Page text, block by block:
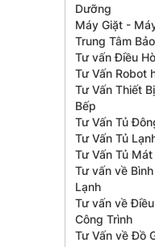
Dưỡng
Máy Giặt -
Trung Tâm
Tư vấn Điều
Tư Vấn Robot
Tư Vấn Thiết
Bếp
Tư Vấn Tủ
Tư Vấn Tủ
Tư Vấn Tủ Mát
Tư vấn về
Lạnh
Tư vấn về
Công Trình
Tư Vấn về Đồ